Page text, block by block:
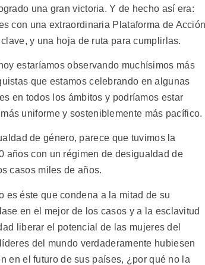
una gran victoria. Y de hecho así era:
con una extraordinaria Plataforma de
y una hoja de ruta para cumplirlas.
estaríamos observando muchísimos más
que estamos celebrando en algunas
en todos los ámbitos y podríamos estar
uniforme y sosteniblemente más pacífico.
de género, parece que tuvimos la
años con un régimen de desigualdad de
casos miles de años.
es éste que condena a la mitad de su
en el mejor de los casos y a la esclavitud
liberar el potencial de las mujeres del
del mundo verdaderamente hubiesen
en el futuro de sus países, ¿por qué no la